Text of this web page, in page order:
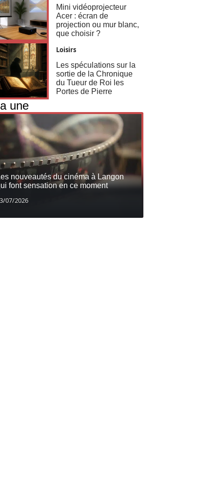
Mini vidéoprojecteur
Acer : écran de
projection ou mur blanc,
que choisir ?
Loisirs
Les spéculations sur la
sortie de la Chronique
du Tueur de Roi les
Portes de Pierre
une
nouveautés du cinéma à Langon
font sensation en ce moment
07/2026